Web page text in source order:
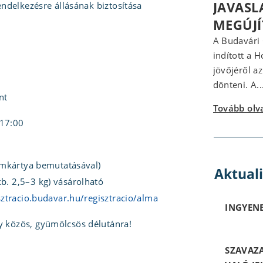
állásának biztosítása
bemutatásával)
2,5–3 kg) vásárolható
hu/regisztracio/alma
gyümölcsös délutánra!
A Budavári
indított a
jövőjéről
dönteni.
Tovább